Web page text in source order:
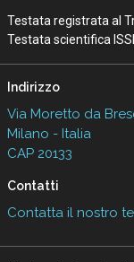
Testata registrata al
Testata scientifica
Indirizzo
Via Moretto da
Milano - Italia
CAP 20133
Contatti
Contatta il nostro